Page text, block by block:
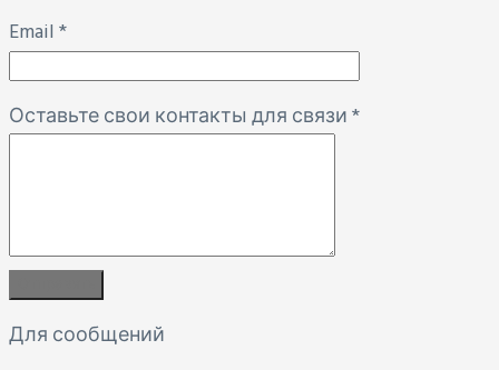
Email *
Оставьте свои контакты для связи*
Для сообщений